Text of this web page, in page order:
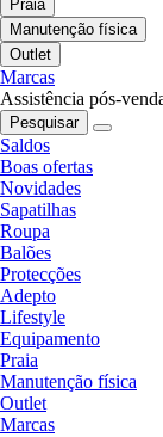
Praia
Manutenção física
Outlet
Marcas
Assistência pós-
Pesquisar
Saldos
Boas ofertas
Novidades
Sapatilhas
Roupa
Balões
Protecções
Adepto
Lifestyle
Equipamento
Praia
Manutenção física
Outlet
Marcas